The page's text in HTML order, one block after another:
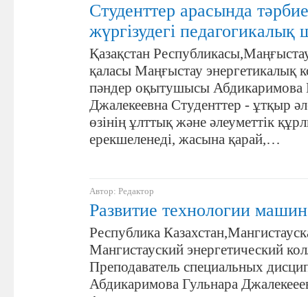
Студенттер арасында
жүргізудегі
Қазақстан
қаласы Маңғыстау энергетикалық
пәндер оқытушысы Абдикаримова
Джалекеевна Студенттер - ұтқыр
өзінің ұлттық және әлеуметтік
ерекшеленеді, жасына қарай,…
Автор: Редактор
Развитие технологии
Республика
Мангистауский энергетический
Преподаватель специальных
Абдикаримова Гульнара